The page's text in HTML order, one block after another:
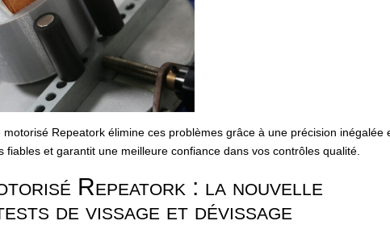
motorisé Repeatork élimine ces problèmes grâce à une précision inégalée
et garantit une meilleure confiance dans vos contrôles qualité.
Repeatork : la nouvelle
de vissage et dévissage